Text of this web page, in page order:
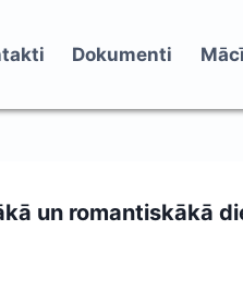
Dokumenti
un romantiskākā